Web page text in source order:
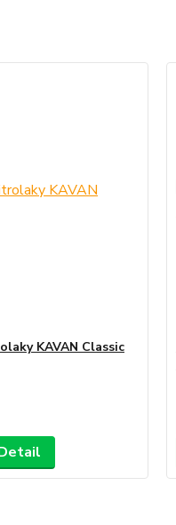
KAVAN Classic